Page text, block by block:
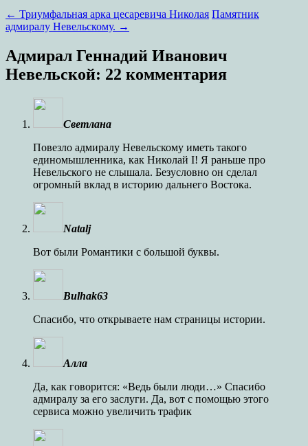
← Триумфальная арка цесаревича Николая Памятник
адмиралу Невельскому. →
Адмирал Геннадий Иванович
Невельской: 22 комментария
Светлана
Повезло адмиралу Невельскому иметь такого
единомышленника, как Николай I! Я раньше про
Невельского не слышала. Безусловно он сделал
огромный вклад в историю дальнего Востока.
Natalj
Вот были Романтики с большой буквы.
Bulhak63
Спасибо, что открываете нам страницы истории.
Алла
Да, как говорится: «Ведь были люди…» Спасибо
адмиралу за его заслуги. Да, вот с помощью этого
сервиса можно увеличить трафик